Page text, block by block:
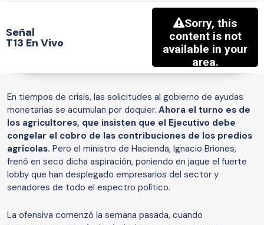
Señal
T13 En Vivo
En tiempos de crisis, las solicitudes al gobierno de ayudas
monetarias se acumulan por doquier. Ahora el turno es de
los agricultores, que insisten que el Ejecutivo debe
congelar el cobro de las contribuciones de los predios
agrícolas. Pero el ministro de Hacienda, Ignacio Briones,
frenó en seco dicha aspiración, poniendo en jaque el fuerte
lobby que han desplegado empresarios del sector y
senadores de todo el espectro político.
La ofensiva comenzó la semana pasada, cuando